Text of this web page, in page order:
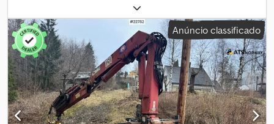
solicitação: 24005 Dados técnicos: Ano de fabricação: 2001
Guindaste montado na traseira Diagrama de carga disponível
Alcance: 11,8 m Capacidade máxima de elevação: 2.700 kg De
acordo com o proprietário, totalmente funcional Controlo
remoto por rádio Dwodpfeztiuusx Abzea Disponível para entrega
imediata Peso próprio: Modelo: 1320 Guindaste montado em
caminhão. = Mais informações = Contacte a ATS Norway para
obter mais informações.
Anúncio classificado